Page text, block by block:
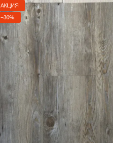
АКЦИЯ
−30%